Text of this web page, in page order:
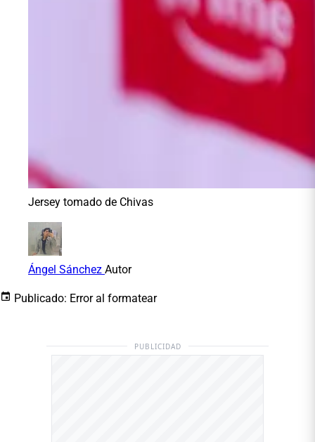
Jersey tomado de Chivas
Ángel Sánchez Autor
Publicado: Error al formatear
PUBLICIDAD